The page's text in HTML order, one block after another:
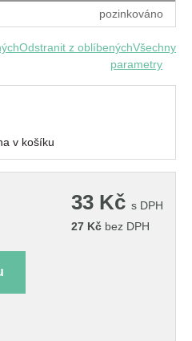
pozinkováno
Odstranit z oblíbenýchVšechny
parametry
v košíku
33 Kč s DPH
27 Kč bez DPH